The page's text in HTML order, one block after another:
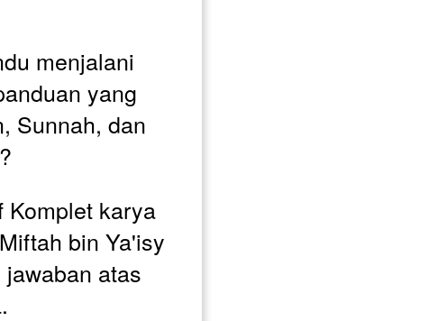
menjalani
yang
Sunnah, dan
Komplet karya
bin Ya'isy
atas